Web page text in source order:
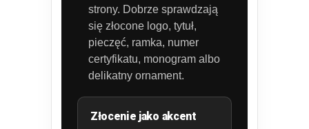
strony. Dobrze sprawdzają
się złocone logo, tytuł,
pieczęć, ramka, numer
certyfikatu, monogram albo
delikatny ornament.
Złocenie jako akcent